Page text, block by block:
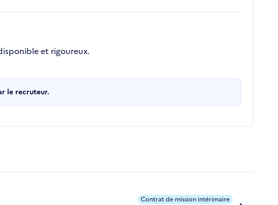
et rigoureux.
le recruteur.
Contrat de mission intérimaire